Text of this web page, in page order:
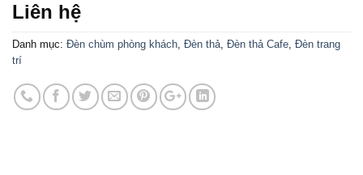
Liên hệ
Danh mục: Đèn chùm phòng khách, Đèn thả, Đèn thả Cafe, Đèn trang
trí